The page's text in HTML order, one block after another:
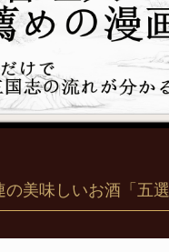
美味しいお酒「五選